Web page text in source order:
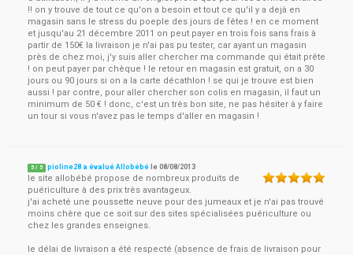
!! on y trouve de tout ce qu'on a besoin et tout ce qu'il y a dejà en
magasin sans le stress du poeple des jours de fêtes ! en ce moment
et jusqu'au 21 décembre 2011 on peut payer en trois fois sans frais à
partir de 150€ la livraison je n'ai pas pu tester, car ayant un magasin
près de chez moi, j'y suis aller chercher ma commande qui était prête
! on peut payer par chèque ! le retour en magasin est gratuit, on a 30
jours ou 90 jours si on a la carte décathlon ! se qui je trouve est bien
aussi ! par contre, pour aller chercher son colis en magasin, il faut un
minimum de 50 € ! donc, c'est un très bon site, ne pas hésiter à y faire
un tour si vous n'avez pas le temps d'aller en magasin !
5 / 5 pioline28 a évalué Allobébé le08/08/2013
le site allobébé propose de nombreux produits de
puériculture à des prix très avantageux.
j'ai acheté une poussette neuve pour des jumeaux et je n'ai pas trouvé
moins chère que ce soit sur des sites spécialisées puériculture ou
chez les grandes enseignes.
le délai de livraison a été respecté (absence de frais de livraison pour